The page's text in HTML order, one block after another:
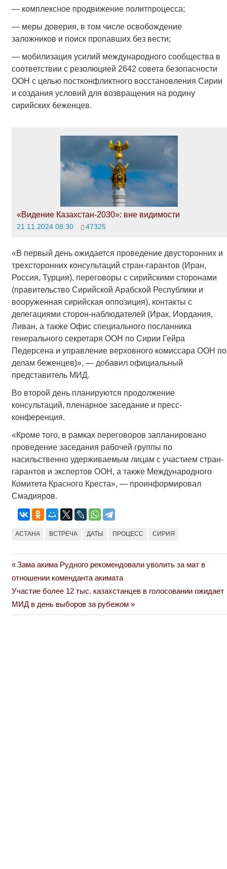
— комплексное продвижение политпроцесса;
— меры доверия, в том числе освобождение
заложников и поиск пропавших без вести;
— мобилизация усилий международного сообщества в
соответствии с резолюцией 2642 совета безопасности
ООН с целью постконфликтного восстановления Сирии
и создания условий для возвращения на родину
сирийских беженцев.
«Видение Казахстан-2030»: вне видимости
21.11.2024 08:30 47325
«В первый день ожидается проведение двусторонних и
трехсторонних консультаций стран-гарантов (Иран,
Россия, Турция), переговоры с сирийскими сторонами
(правительство Сирийской Арабской Республики и
вооруженная сирийская оппозиция), контакты с
делегациями сторон-наблюдателей (Ирак, Иордания,
Ливан, а также Офис специального посланника
генерального секретаря ООН по Сирии Гейра
Педерсена и управление верховного комиссара ООН по
делам беженцев)», — добавил официальный
представитель МИД.
Во второй день планируются продолжение
консультаций, пленарное заседание и пресс-
конференция.
«Кроме того, в рамках переговоров запланировано
проведение заседания рабочей группы по
насильственно удерживаемым лицам с участием стран-
гарантов и экспертов ООН, а также Международного
Комитета Красного Креста», — проинформировал
Смадияров.
АСТАНА ВСТРЕЧА ДАТЫ ПРОЦЕСС СИРИЯ
Навигация
по
записям
Previous
Post:
Зама акима Рудного рекомендовали уволить за мат в
отношении коменданта акимата
Next
Post:
Участие более 12 тыс. казахстанцев в голосовании ожидает
МИД в день выборов за рубежом